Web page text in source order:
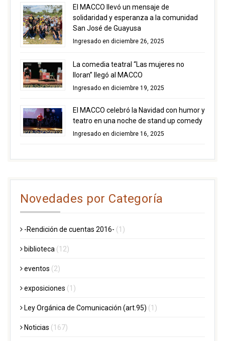
El MACCO llevó un mensaje de
solidaridad y esperanza a la comunidad
San José de Guayusa
Ingresado en diciembre 26, 2025
La comedia teatral “Las mujeres no
lloran” llegó al MACCO
Ingresado en diciembre 19, 2025
El MACCO celebró la Navidad con humor y
teatro en una noche de stand up comedy
Ingresado en diciembre 16, 2025
Novedades por Categoría
-Rendición de cuentas 2016- (1)
biblioteca (12)
eventos (2)
exposiciones (1)
Ley Orgánica de Comunicación (art.95) (1)
Noticias (167)